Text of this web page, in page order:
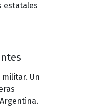
estatales
militar. Un